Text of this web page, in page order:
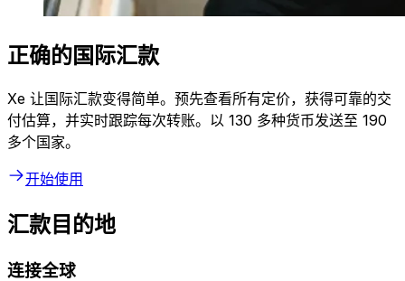
正确的国际汇款
Xe 让国际汇款变得简单。预先查看所有定价，获得可靠的交
付估算，并实时跟踪每次转账。以 130 多种货币发送至 190
多个国家。
开始使用
汇款目的地
连接全球